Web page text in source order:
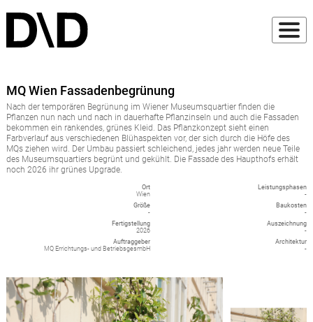
MQ Wien Fassadenbegrünung
Nach der temporären Begrünung im Wiener Museumsquartier finden die
Pflanzen nun nach und nach in dauerhafte Pflanzinseln und auch die Fassaden
bekommen ein rankendes, grünes Kleid. Das Pflanzkonzept sieht einen
Farbverlauf aus verschiedenen Blühaspekten vor, der sich durch die Höfe des
MQs ziehen wird. Der Umbau passiert schleichend, jedes jahr werden neue Teile
des Museumsquartiers begrünt und gekühlt. Die Fassade des Haupthofs erhält
noch 2026 ihr grünes Upgrade.
Ort
Wien
Größe
-
Fertigstellung
2026
Auftraggeber
MQ Errichtungs- und BetriebsgesmbH
Leistungsphasen
-
Baukosten
-
Auszeichnung
-
Architektur
-